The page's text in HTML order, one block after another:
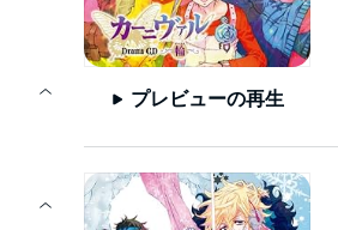
プレビューの再生